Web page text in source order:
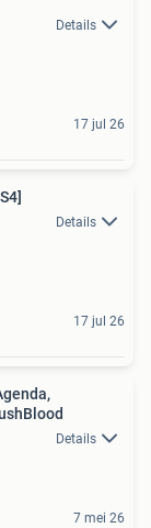
Details
17 jul 26
Details
17 jul 26
Details
7 mei 26